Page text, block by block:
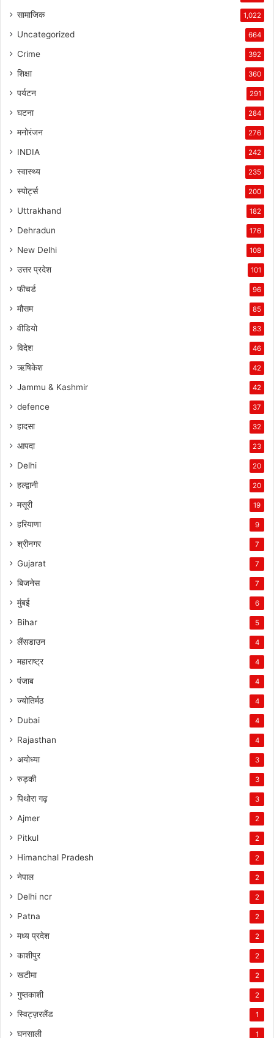
सामाजिक 1,022
Uncategorized 664
Crime 392
शिक्षा 360
पर्यटन 291
घटना 284
मनोरंजन 276
INDIA 242
स्वास्थ्य 235
स्पोर्ट्स 200
Uttrakhand 182
Dehradun 176
New Delhi 108
उत्तर प्रदेश 101
फीचर्ड 96
मौसम 85
वीडियो 83
विदेश 46
ऋषिकेश 42
Jammu & Kashmir 42
defence 37
हादसा 32
आपदा 23
Delhi 20
हल्द्वानी 20
मसूरी 19
हरियाणा 9
श्रीनगर 7
Gujarat 7
बिजनेस 7
मुंबई 6
Bihar 5
लैंसडाउन 4
महाराष्ट्र 4
पंजाब 4
ज्योतिर्मठ 4
Dubai 4
Rajasthan 4
अयोध्या 3
रुड़की 3
पिथोरा गढ़ 3
Ajmer 2
Pitkul 2
Himanchal Pradesh 2
नेपाल 2
Delhi ncr 2
Patna 2
मध्य प्रदेश 2
काशीपुर 2
खटीमा 2
गुप्तकाशी 2
स्विट्ज़रलैंड 1
घनसाली 1